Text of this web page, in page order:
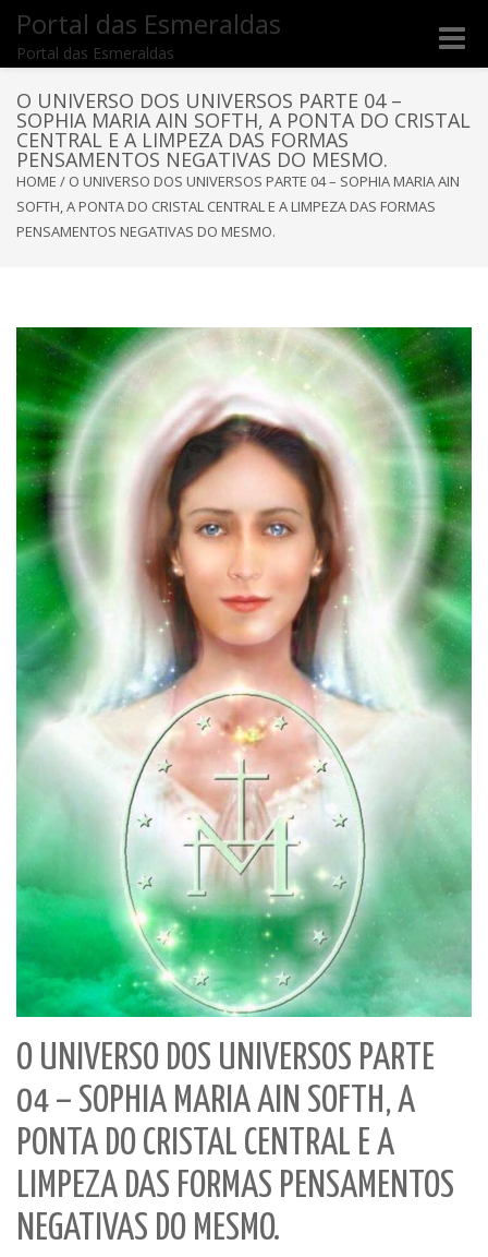
Portal das Esmeraldas
Portal das Esmeraldas
Toggle
O UNIVERSO DOS UNIVERSOS PARTE 04 –
SOPHIA MARIA AIN SOFTH, A PONTA DO CRISTAL
CENTRAL E A LIMPEZA DAS FORMAS
PENSAMENTOS NEGATIVAS DO MESMO.
HOME / O UNIVERSO DOS UNIVERSOS PARTE 04 – SOPHIA MARIA AIN
SOFTH, A PONTA DO CRISTAL CENTRAL E A LIMPEZA DAS FORMAS
PENSAMENTOS NEGATIVAS DO MESMO.
O UNIVERSO DOS UNIVERSOS PARTE
04 – SOPHIA MARIA AIN SOFTH, A
PONTA DO CRISTAL CENTRAL E A
LIMPEZA DAS FORMAS PENSAMENTOS
NEGATIVAS DO MESMO.